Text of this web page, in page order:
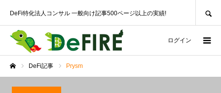
DeFi特化法人コンサル 一般向け記事500ページ以上の実績!
ログイン
DeFi記事 Prysm